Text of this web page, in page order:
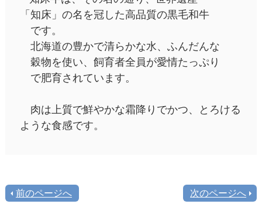
「知床」の名を冠した高品質の黒毛和牛
です。
北海道の豊かで清らかな水、ふんだんな
穀物を使い、飼育者全員が愛情たっぷり
で肥育されています。
肉は上質で鮮やかな霜降りでかつ、とろける
ような食感です。
前のページへ 次のページへ